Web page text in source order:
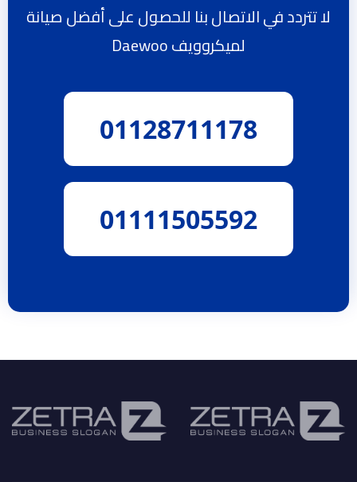
لا تتردد في الاتصال بنا للحصول على أفضل صيانة
لميكروويف Daewoo
01128711178
01111505592